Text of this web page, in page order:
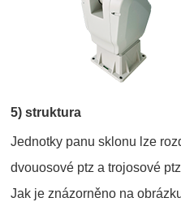
5) struktura
Jednotky panu sklonu lze
dvouosové ptz a trojosové
Jak je znázorněno na